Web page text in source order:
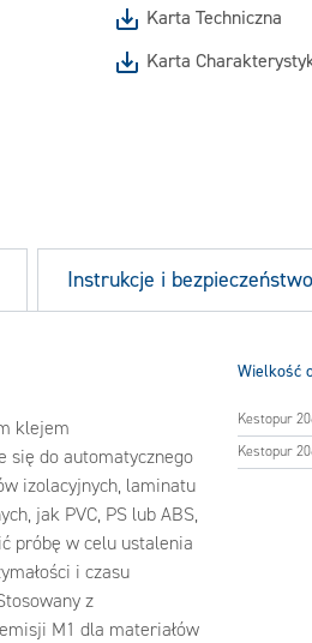
Karta Techniczna
Karta
klejem
się do automatycznego
izolacyjnych, laminatu
jak PVC, PS lub ABS,
próbę w celu ustalenia
i czasu
z
M1 dla materiałów
Wielkość
Kestopur
Kestopur
Instrukcje i bezpieczeństwo